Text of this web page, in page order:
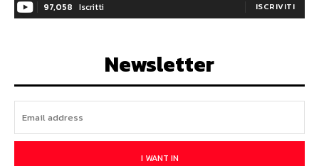
97,058 Iscritti ISCRIVITI
Newsletter
I WANT IN